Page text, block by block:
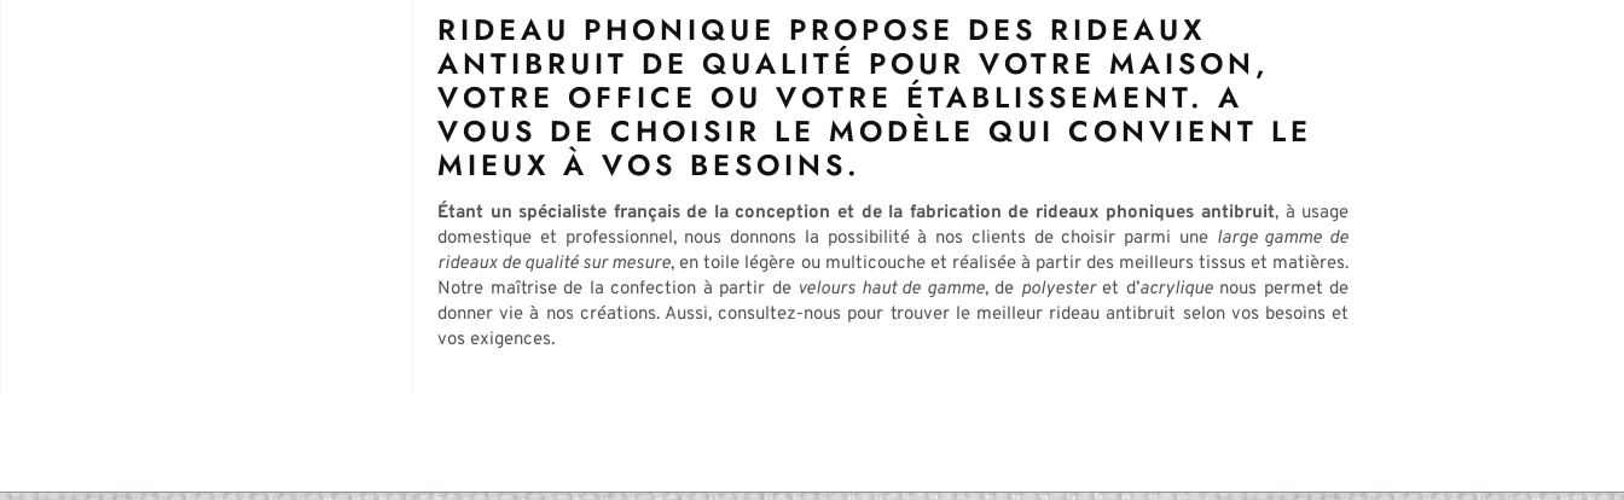
RIDEAU PHONIQUE PROPOSE DES RIDEAUX
ANTIBRUIT DE QUALITÉ POUR VOTRE MAISON,
VOTRE OFFICE OU VOTRE ÉTABLISSEMENT. A
VOUS DE CHOISIR LE MODÈLE QUI CONVIENT LE
MIEUX À VOS BESOINS.
Étant un spécialiste français de la conception et de la fabrication de rideaux phoniques antibruit, à usage
domestique et professionnel, nous donnons la possibilité à nos clients de choisir parmi une large gamme de
rideaux de qualité sur mesure, en toile légère ou multicouche et réalisée à partir des meilleurs tissus et matières.
Notre maîtrise de la confection à partir de velours haut de gamme, de polyesteret d’acryliquenous permet de
donner vie à nos créations. Aussi, consultez-nous pour trouver le meilleur rideau antibruit selon vos besoins et
vos exigences.